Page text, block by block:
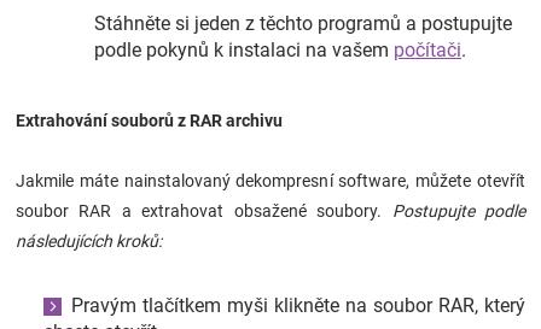
Stáhněte si jeden z těchto programů a postupujte
podle pokynů k instalaci na vašem počítači.
Extrahování souborů z RAR archivu
Jakmile máte nainstalovaný dekompresní software, můžete otevřít
soubor RAR a extrahovat obsažené soubory. Postupujte podle
následujících kroků:
Pravým tlačítkem myši klikněte na soubor RAR, který